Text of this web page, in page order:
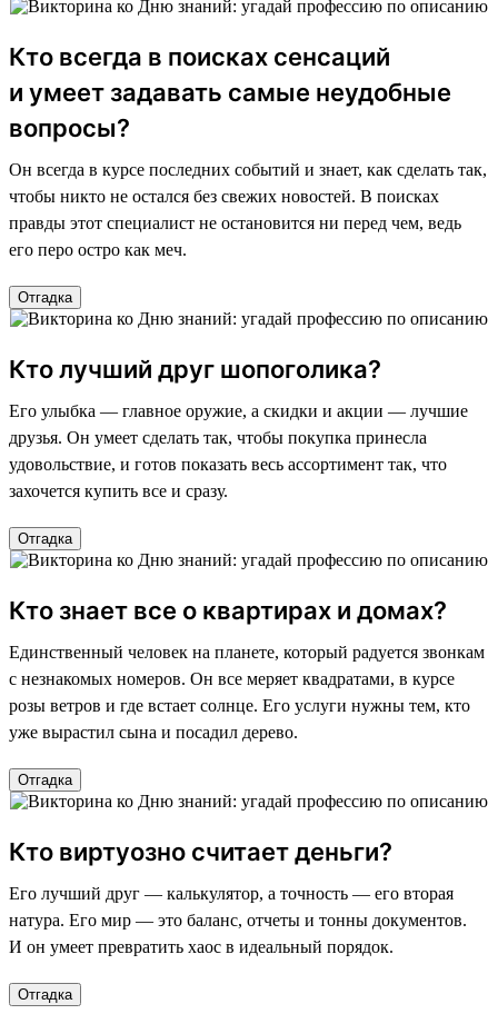
Кто всегда в поисках сенсаций
и умеет задавать самые неудобные
вопросы?
Он всегда в курсе последних событий и знает, как сделать так,
чтобы никто не остался без свежих новостей. В поисках
правды этот специалист не остановится ни перед чем, ведь
его перо остро как меч.
Отгадка
Кто лучший друг шопоголика?
Его улыбка — главное оружие, а скидки и акции — лучшие
друзья. Он умеет сделать так, чтобы покупка принесла
удовольствие, и готов показать весь ассортимент так, что
захочется купить все и сразу.
Отгадка
Кто знает все о квартирах и домах?
Единственный человек на планете, который радуется звонкам
с незнакомых номеров. Он все меряет квадратами, в курсе
розы ветров и где встает солнце. Его услуги нужны тем, кто
уже вырастил сына и посадил дерево.
Отгадка
Кто виртуозно считает деньги?
Его лучший друг — калькулятор, а точность — его вторая
натура. Его мир — это баланс, отчеты и тонны документов.
И он умеет превратить хаос в идеальный порядок.
Отгадка